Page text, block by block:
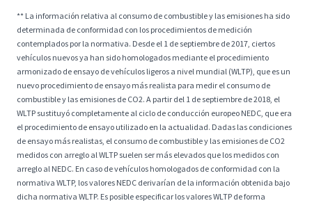
** La información relativa al consumo de combustible y las emisiones ha sido
determinada de conformidad con los procedimientos de medición
contemplados por la normativa. Desde el 1 de septiembre de 2017, ciertos
vehículos nuevos ya han sido homologados mediante el procedimiento
armonizado de ensayo de vehículos ligeros a nivel mundial (WLTP), que es un
nuevo procedimiento de ensayo más realista para medir el consumo de
combustible y las emisiones de CO2. A partir del 1 de septiembre de 2018, el
WLTP sustituyó completamente al ciclo de conducción europeo NEDC, que era
el procedimiento de ensayo utilizado en la actualidad. Dadas las condiciones
de ensayo más realistas, el consumo de combustible y las emisiones de CO2
medidos con arreglo al WLTP suelen ser más elevados que los medidos con
arreglo al NEDC. En caso de vehículos homologados de conformidad con la
normativa WLTP, los valores NEDC derivarían de la información obtenida bajo
dicha normativa WLTP. Es posible especificar los valores WLTP de forma